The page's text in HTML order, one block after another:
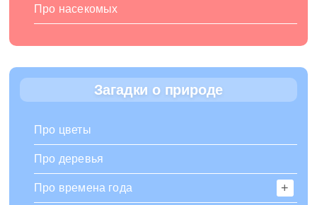
Про насекомых
Загадки о природе
Про цветы
Про деревья
Про времена года